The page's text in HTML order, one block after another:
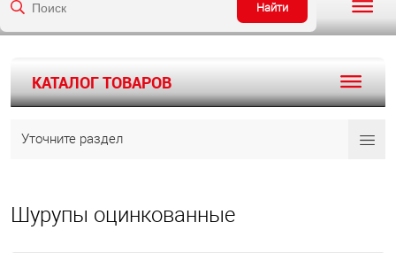
Найти
КАТАЛОГ ТОВАРОВ
Уточните раздел
Шурупы оцинкованные